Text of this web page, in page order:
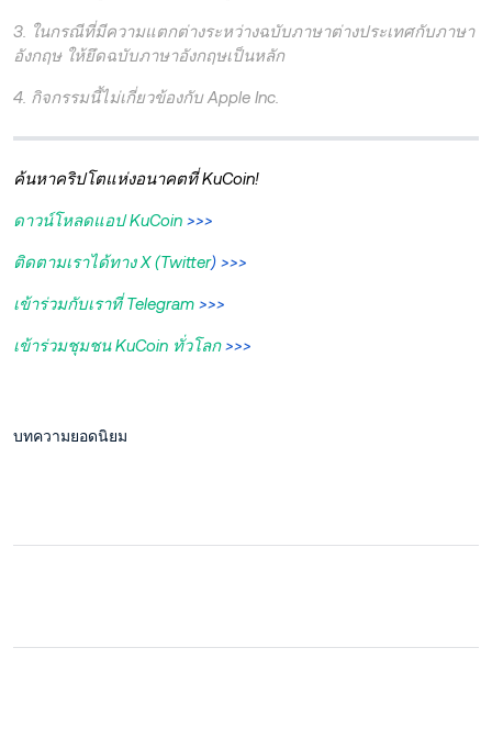
3. ในกรณีที่มีความแตกต่างระหว่างฉบับภาษาต่างประเทศกับภาษา
อังกฤษ ให้ยึดฉบับภาษาอังกฤษเป็นหลัก
4. กิจกรรมนี้ไม่เกี่ยวข้องกับ Apple Inc.
ค้นหาคริปโตแห่งอนาคตที่ KuCoin!
ดาวน์โหลดแอป KuCoin >>>
ติดตามเราได้ทาง X (Twitter) >>>
เข้าร่วมกับเราที่ Telegram >>>
เข้าร่วมชุมชน KuCoin ทั่วโลก>>>
บทความยอดนิยม